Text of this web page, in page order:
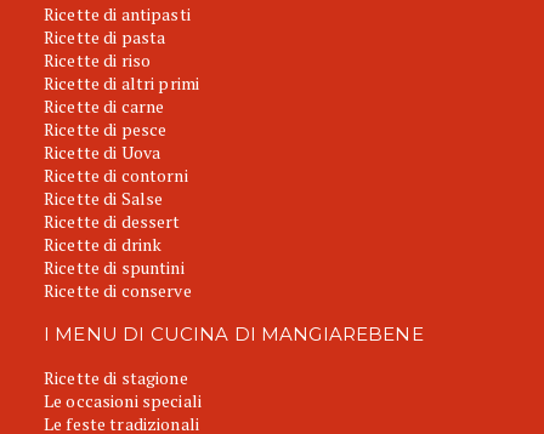
Ricette di antipasti
Ricette di pasta
Ricette di riso
Ricette di altri primi
Ricette di carne
Ricette di pesce
Ricette di Uova
Ricette di contorni
Ricette di Salse
Ricette di dessert
Ricette di drink
Ricette di spuntini
Ricette di conserve
I MENU DI CUCINA DI MANGIAREBENE
Ricette di stagione
Le occasioni speciali
Le feste tradizionali